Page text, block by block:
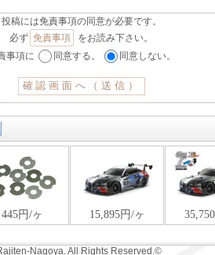
投稿には免責事項の同意が必要です。
必ず 免責事項
をお読み下さい。
事項に
同意する。 同意しない。
Nagoya. All Rights Reserved.©